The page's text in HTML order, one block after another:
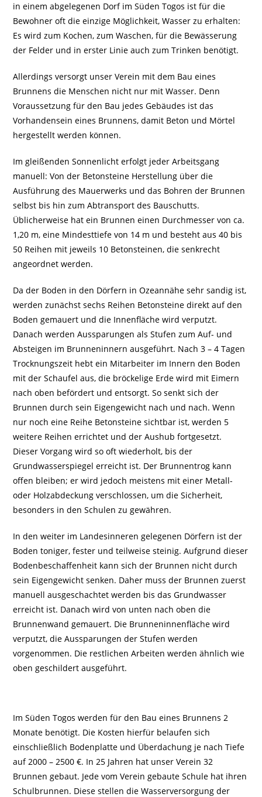
in einem abgelegenen Dorf im Süden Togos ist für die
Bewohner oft die einzige Möglichkeit, Wasser zu erhalten:
Es wird zum Kochen, zum Waschen, für die Bewässerung
der Felder und in erster Linie auch zum Trinken benötigt.
Allerdings versorgt unser Verein mit dem Bau eines
Brunnens die Menschen nicht nur mit Wasser. Denn
Voraussetzung für den Bau jedes Gebäudes ist das
Vorhandensein eines Brunnens, damit Beton und Mörtel
hergestellt werden können.
Im gleißenden Sonnenlicht erfolgt jeder Arbeitsgang
manuell: Von der Betonsteine Herstellung über die
Ausführung des Mauerwerks und das Bohren der Brunnen
selbst bis hin zum Abtransport des Bauschutts.
Üblicherweise hat ein Brunnen einen Durchmesser von ca.
1,20 m, eine Mindesttiefe von 14 m und besteht aus 40 bis
50 Reihen mit jeweils 10 Betonsteinen, die senkrecht
angeordnet werden.
Da der Boden in den Dörfern in Ozeannähe sehr sandig ist,
werden zunächst sechs Reihen Betonsteine direkt auf den
Boden gemauert und die Innenfläche wird verputzt.
Danach werden Aussparungen als Stufen zum Auf- und
Absteigen im Brunneninnern ausgeführt. Nach 3 – 4 Tagen
Trocknungszeit hebt ein Mitarbeiter im Innern den Boden
mit der Schaufel aus, die bröckelige Erde wird mit Eimern
nach oben befördert und entsorgt. So senkt sich der
Brunnen durch sein Eigengewicht nach und nach. Wenn
nur noch eine Reihe Betonsteine sichtbar ist, werden 5
weitere Reihen errichtet und der Aushub fortgesetzt.
Dieser Vorgang wird so oft wiederholt, bis der
Grundwasserspiegel erreicht ist. Der Brunnentrog kann
offen bleiben; er wird jedoch meistens mit einer Metall-
oder Holzabdeckung verschlossen, um die Sicherheit,
besonders in den Schulen zu gewähren.
In den weiter im Landesinneren gelegenen Dörfern ist der
Boden toniger, fester und teilweise steinig. Aufgrund dieser
Bodenbeschaffenheit kann sich der Brunnen nicht durch
sein Eigengewicht senken. Daher muss der Brunnen zuerst
manuell ausgeschachtet werden bis das Grundwasser
erreicht ist. Danach wird von unten nach oben die
Brunnenwand gemauert. Die Brunneninnenfläche wird
verputzt, die Aussparungen der Stufen werden
vorgenommen. Die restlichen Arbeiten werden ähnlich wie
oben geschildert ausgeführt.
Im Süden Togos werden für den Bau eines Brunnens 2
Monate benötigt. Die Kosten hierfür belaufen sich
einschließlich Bodenplatte und Überdachung je nach Tiefe
auf 2000 – 2500 €. In 25 Jahren hat unser Verein 32
Brunnen gebaut. Jede vom Verein gebaute Schule hat ihren
Schulbrunnen. Diese stellen die Wasserversorgung der